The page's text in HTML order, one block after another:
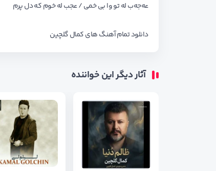
عه‌جه‌ب له تو وا بی خمی / عجب له خوم که دل پرم
دانلود تمام آهنگ هایکمال گلچین
آثار دیگر این خواننده